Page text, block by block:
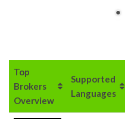
Top
Brokers
Overview
Supported
Languages